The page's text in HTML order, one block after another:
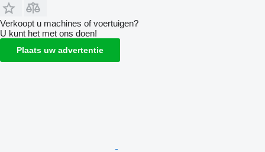
Verkoopt u machines of voertuigen?
U kunt het met ons doen!
Plaats uw advertentie